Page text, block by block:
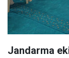
Jandarma